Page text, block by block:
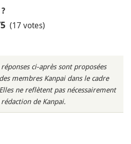
(17 votes)
ci-après sont proposées
membres Kanpai dans le cadre
ne reflètent pas nécessairement
de Kanpai.